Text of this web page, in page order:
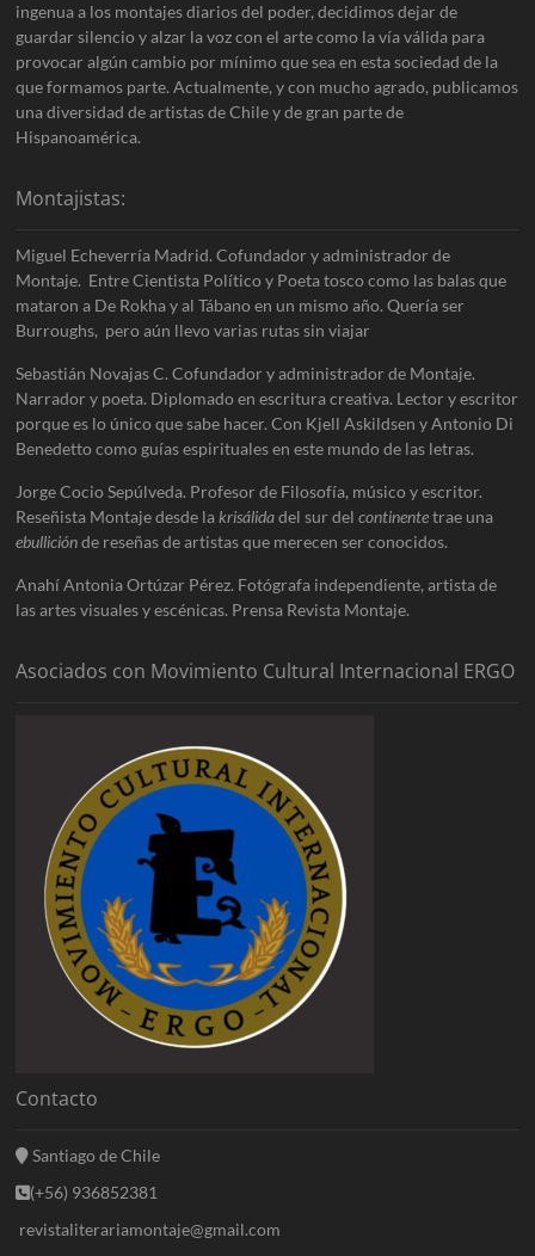
ingenua a los montajes diarios del poder, decidimos dejar de
guardar silencio y alzar la voz con el arte como la vía válida para
provocar algún cambio por mínimo que sea en esta sociedad de la
que formamos parte. Actualmente, y con mucho agrado, publicamos
una diversidad de artistas de Chile y de gran parte de
Hispanoamérica.
Montajistas:
Miguel Echeverría Madrid. Cofundador y administrador de
Montaje. Entre Cientista Político y Poeta tosco como las balas que
mataron a De Rokha y al Tábano en un mismo año. Quería ser
Burroughs, pero aún llevo varias rutas sin viajar
Sebastián Novajas C. Cofundador y administrador de Montaje.
Narrador y poeta. Diplomado en escritura creativa. Lector y escritor
porque es lo único que sabe hacer. Con Kjell Askildsen y Antonio Di
Benedetto como guías espirituales en este mundo de las letras.
Jorge Cocio Sepúlveda. Profesor de Filosofía, músico y escritor.
Reseñista Montaje desde lakrisálidadel sur delcontinentetrae una
ebulliciónde reseñas de artistas que merecen ser conocidos.
Anahí Antonia Ortúzar Pérez. Fotógrafa independiente, artista de
las artes visuales y escénicas. Prensa Revista Montaje.
Asociados con Movimiento Cultural Internacional ERGO
Contacto
Santiago de Chile
(+56) 936852381
revistaliterariamontaje@gmail.com